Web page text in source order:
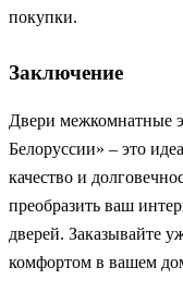
покупки.
Заключение
Двери межкомнатные
Белоруссии» – это
качество и
преобразить ваш
дверей. Заказывайте
комфортом в вашем